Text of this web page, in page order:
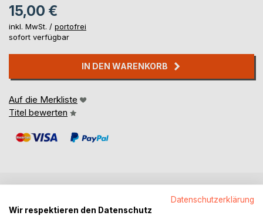
15,00 €
inkl. MwSt. / portofrei
sofort verfügbar
IN DEN WARENKORB
Auf die Merkliste
Titel bewerten
Datenschutzerklärung
Wir respektieren den Datenschutz